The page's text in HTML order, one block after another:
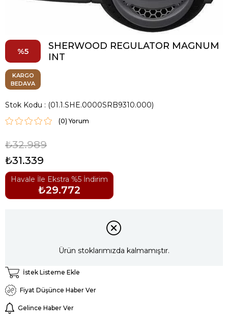
5
SHERWOOD REGULATOR MAGNUM
INT
KARGO
BEDAVA
Stok Kodu (01.1.SHE.0000SRB9310.000)
(0)
₺32.989
₺31.339
Havale İle Ekstra %5 İndirim
₺29.772
Ürün stoklarımızda kalmamıştır.
İstek Listeme Ekle
Fiyat Düşünce Haber Ver
Gelince Haber Ver